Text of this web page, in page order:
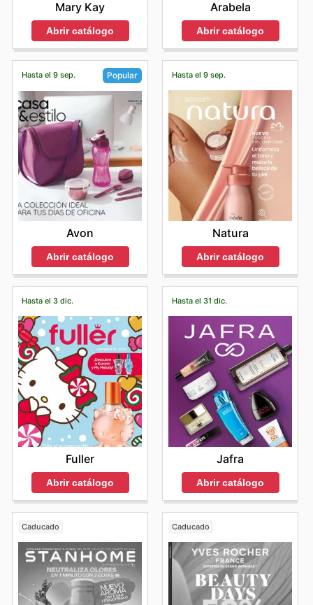
Mary Kay
Abrir catálogo
Arabela
Abrir catálogo
Hasta el 9 sep. Popular
Avon
Abrir catálogo
Hasta el 9 sep.
Natura
Abrir catálogo
Hasta el 3 dic.
Fuller
Abrir catálogo
Hasta el 31 dic.
Jafra
Abrir catálogo
Caducado Caducado